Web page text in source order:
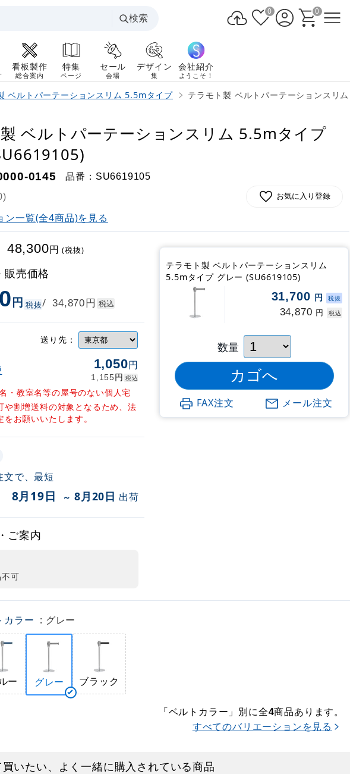
検索
0 0
看板製作
総合案内
特集
ページ
セール
会場
デザイン
集
会社紹介
ようこそ！
ベルトパーテーションスリム 5.5mタイプ テラモト製 ベルトパーテーションスリ
ベルトパーテーションスリム 5.5mタイプ
0145 品番： SU6619105
) お気に入り登録
ン一覧(全4商品)を見る
48,300円(税抜)
販売価格
円 税抜/ 34,870円 税込
送り先：
1,050円
1,155円 税込
・教室名等の屋号のない個人宅
や割増送料の対象となるため、法
お願いいたします。
文で、最短
8月19日 ～ 8月20日 出荷
ご案内
可
テラモト製 ベルトパーテーションスリム
5.5mタイプ グレー (SU6619105)
31,700 円 税抜
34,870 円 税込
数量
FAX注文 メール注文
カラー : グレー
ー グレー ブラック
「ベルトカラー」別に全4商品あります。
すべてのバリエーションを見る
いたい、よく一緒に購入されている商品